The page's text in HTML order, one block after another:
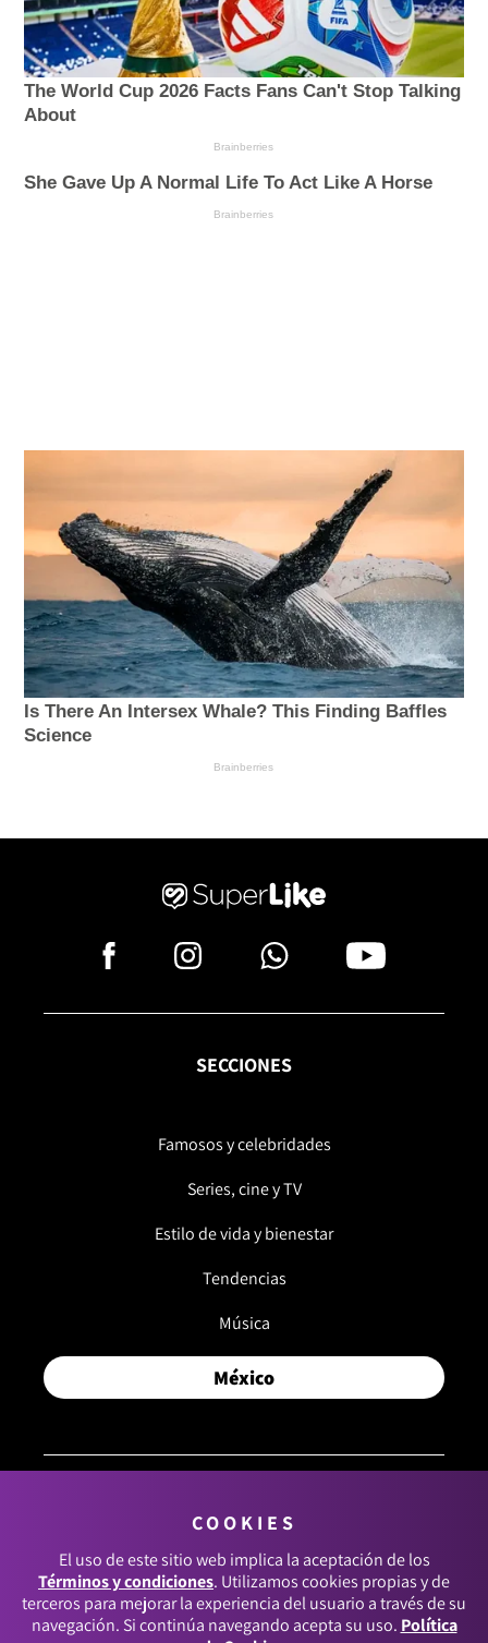
SECCIONES
Famosos y celebridades
Series, cine y TV
Estilo de vida y bienestar
Tendencias
Música
México
© 2026, RCN MEDIOS. TODOS LOS DERECHOS
RESERVADOS.
Términos y condiciones
COOKIES
El uso de este sitio web implica la aceptación de los
Términos y condiciones. Utilizamos cookies propias y de
terceros para mejorar la experiencia del usuario a través de su
navegación. Si continúa navegando acepta su uso. Política